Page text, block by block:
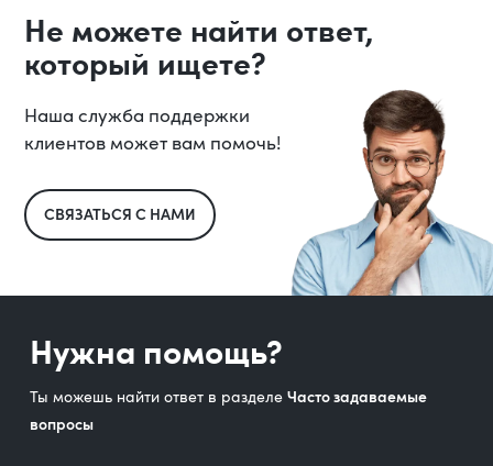
Не можете найти ответ,
который ищете?
Наша служба поддержки
клиентов может вам помочь!
СВЯЗАТЬСЯ С НАМИ
Нужна помощь?
Ты можешь найти ответ в разделе Часто задаваемые
вопросы